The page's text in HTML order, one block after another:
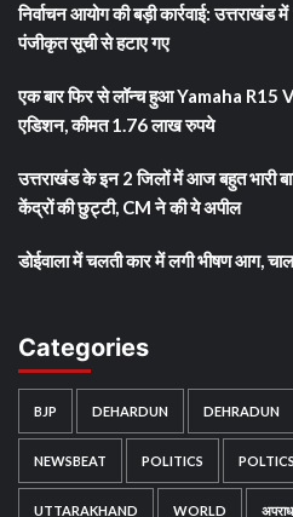
निर्वाचन आयोग की बड़ी कार्रवाई: उत्तराखंड
पंजीकृत सूची से हटाए गए
एक बार फिर से लॉन्च हुआ Yamaha
एडिशन, कीमत 1.76 लाख रुपये
उत्तराखंड के इन 2 जिलों में आज बहुत भारी
केंद्रों की छुट्टी, CM ने की ये अपील
डोईवाला में चलती कार में लगी भीषण आग,
Categories
BJP DEHARDUN DEHRADUN
NEWSBEAT POLITICS POLTICS
UTTARAKHAND WORLD अपराध